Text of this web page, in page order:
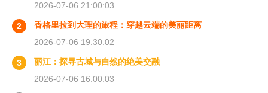
2026-07-06 21:00:03
2
香格里拉到大理的旅程：穿越云端的美丽距离
2026-07-06 19:30:02
3
丽江：探寻古城与自然的绝美交融
2026-07-06 16:00:03